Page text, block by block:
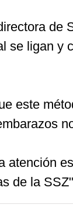
de
se ligan y
este
atención
de la